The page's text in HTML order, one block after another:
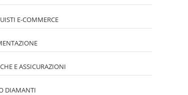
E-COMMERCE
E ASSICURAZIONI
DIAMANTI